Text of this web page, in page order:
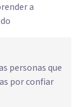
a
personas que
por confiar